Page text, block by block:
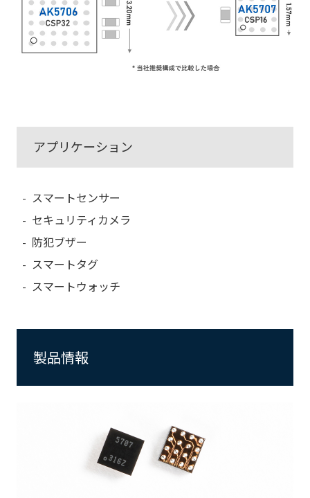
アプリケーション
スマートセンサー
セキュリティカメラ
防犯ブザー
スマートタグ
スマートウォッチ
製品情報